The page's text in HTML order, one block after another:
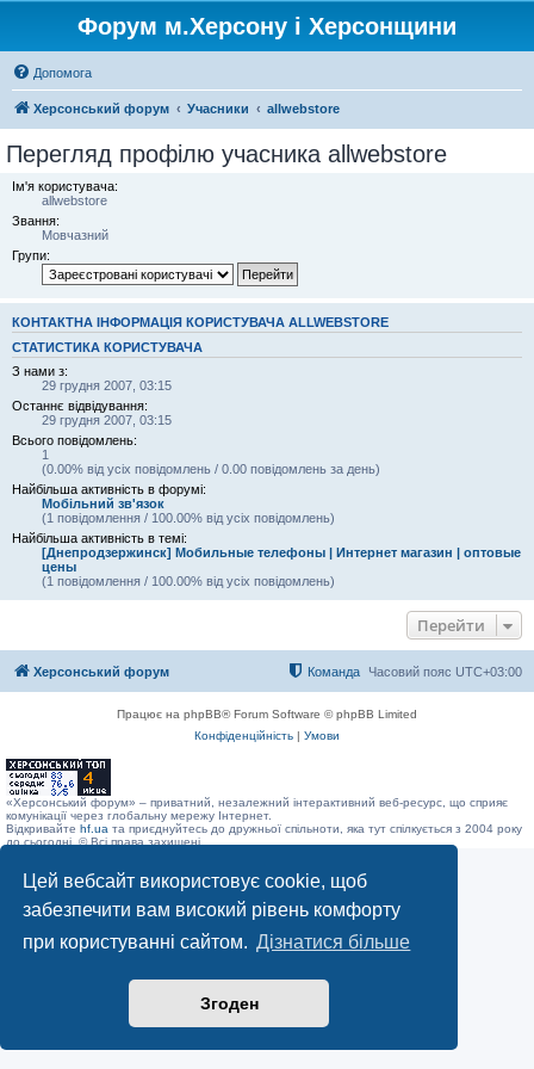
Цей вебсайт використовує cookie, щоб
забезпечити вам високий рівень комфорту
при користуванні сайтом. Дізнатися більше
Згоден
Форум м.Херсону і Херсонщини
Допомога
Херсонський форум Учасники allwebstore
Перегляд профілю учасника allwebstore
Ім'я користувача:
allwebstore
Звання:
Мовчазний
Групи:
КОНТАКТНА ІНФОРМАЦІЯ КОРИСТУВАЧА ALLWEBSTORE
СТАТИСТИКА КОРИСТУВАЧА
З нами з:
29 грудня 2007, 03:15
Останнє відвідування:
29 грудня 2007, 03:15
Всього повідомлень:
1
(0.00% від усіх повідомлень / 0.00 повідомлень за день)
Найбільша активність в форумі:
Мобільний зв'язок
(1 повідомлення / 100.00% від усіх повідомлень)
Найбільша активність в темі:
[Днепродзержинск] Мобильные телефоны | Интернет магазин | оптовые
цены
(1 повідомлення / 100.00% від усіх повідомлень)
Перейти
Херсонський форум Часовий пояс UTC+03:00
Команда
Працює на phpBB® Forum Software © phpBB Limited
Конфіденційність | Умови
«Херсонський форум» – приватний, незалежний інтерактивний веб-ресурс, що сприяє
комунікації через глобальну мережу Інтернет.
Відкривайте hf.ua та приєднуйтесь до дружньої спільноти, яка тут спілкується з 2004 року
до сьогодні. © Всі права захищені.